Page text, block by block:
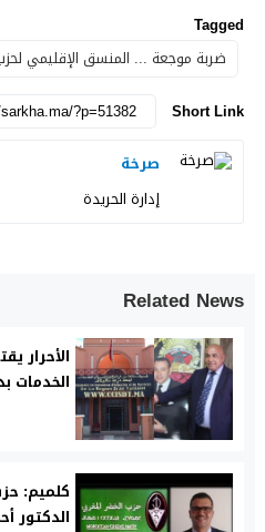
Tagged
ضربة موجعة ... المنسق الإقليمي لحزب
Short Link
صرخة
إدارة الحريدة
Related News
الأحرار
الخدمات
كلميم:
الدكتور